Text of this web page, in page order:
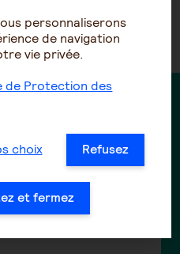
de santé de la
Boucherie-
(n°3101
personnaliserons
de navigation
vie privée.
de Protection des
choix Refusez
et fermez